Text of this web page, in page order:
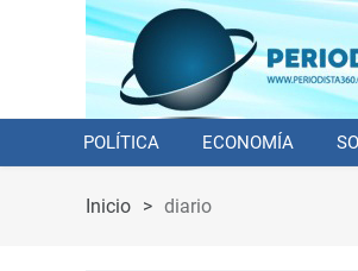
POLÍTICA ECONOMÍA
Inicio > diario